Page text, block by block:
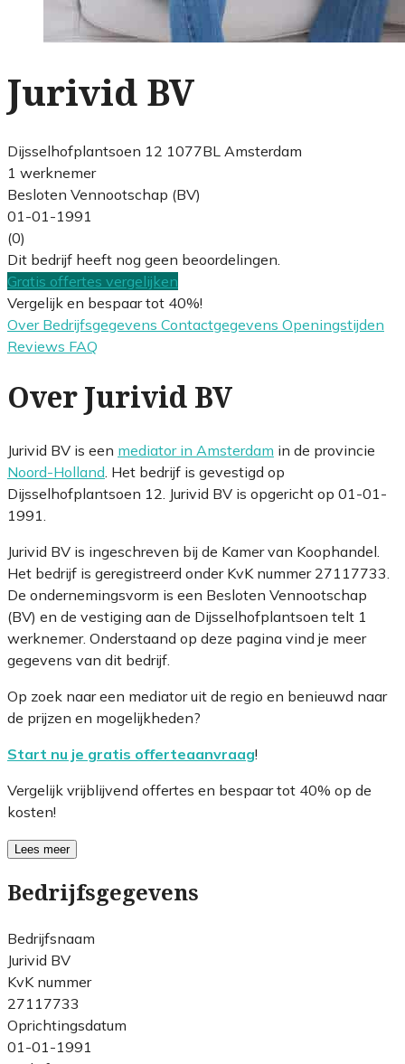
Jurivid BV
Dijsselhofplantsoen 12 1077BL Amsterdam
1 werknemer
Besloten Vennootschap (BV)
01-01-1991
(0)
Dit bedrijf heeft nog geen beoordelingen.
Gratis offertes vergelijken
Vergelijk en bespaar tot 40%!
Over Bedrijfsgegevens Contactgegevens Openingstijden
Reviews FAQ
Over Jurivid BV
Jurivid BV is een mediator in Amsterdam in de provincie
Noord-Holland . Het bedrijf is gevestigd op
Dijsselhofplantsoen 12. Jurivid BV is opgericht op 01-01-
1991.
Jurivid BV is ingeschreven bij de Kamer van Koophandel.
Het bedrijf is geregistreerd onder KvK nummer 27117733.
De ondernemingsvorm is een Besloten Vennootschap
(BV) en de vestiging aan de Dijsselhofplantsoen telt 1
werknemer. Onderstaand op deze pagina vind je meer
gegevens van dit bedrijf.
Op zoek naar een mediator uit de regio en benieuwd naar
de prijzen en mogelijkheden?
Start nu je gratis offerteaanvraag!
Vergelijk vrijblijvend offertes en bespaar tot 40% op de
kosten!
Lees meer
Bedrijfsgegevens
Bedrijfsnaam
Jurivid BV
KvK nummer
27117733
Oprichtingsdatum
01-01-1991